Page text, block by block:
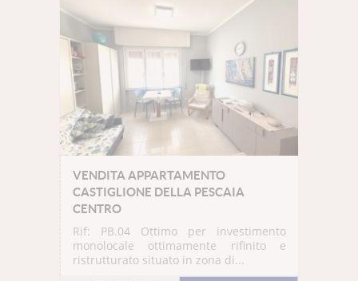
VENDITA APPARTAMENTO
CASTIGLIONE DELLA PESCAIA
CENTRO
Rif: PB.04 Ottimo per investimento
monolocale ottimamente rifinito e
ristrutturato situato in zona di...